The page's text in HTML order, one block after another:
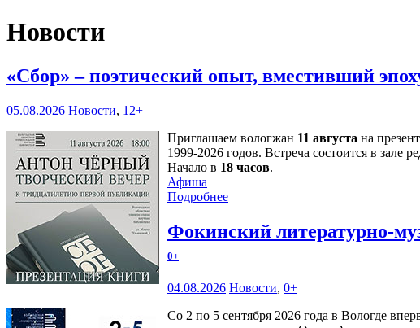
Новости
«Сбор» – поэтический опыт, вместивший
05.08.2026 Новости, 12+
Приглашаем вологжан 11 августа на
1999-2026 годов. Встреча состоится в зале
Начало в 18 часов.
Афиша
Подробнее
Фокинский литературно-
0+
04.08.2026 Новости, 0+
Со 2 по 5 сентября 2026 года в Вологде